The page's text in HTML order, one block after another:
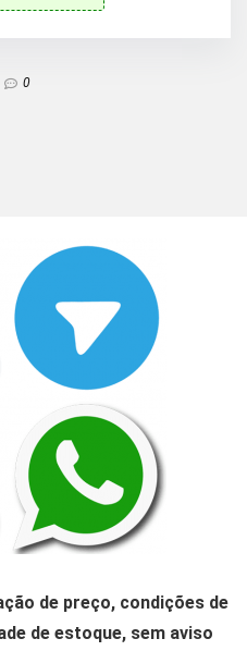
0
de preço, condições de
de estoque, sem aviso